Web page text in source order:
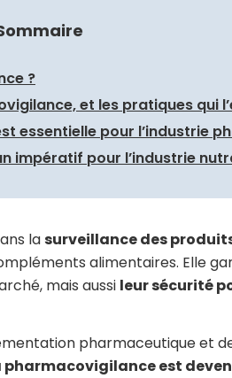
?
et les pratiques qui
essentielle pour l’industrie
impératif pour l’industrie
lasurveillance des
alimentaires. Elle
mais aussi leur sécurité
pharmaceutique et
pharmacovigilance est